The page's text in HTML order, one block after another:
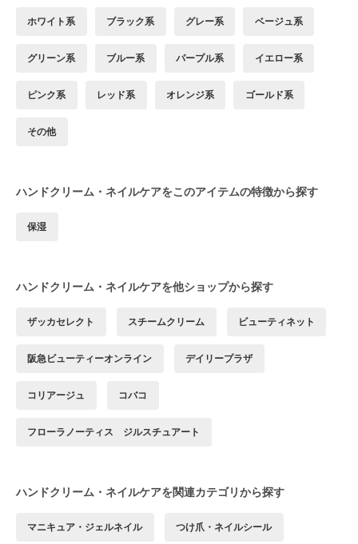
ホワイト系 ブラック系 グレー系 ベージュ系
グリーン系 ブルー系 パープル系 イエロー系
ピンク系 レッド系 オレンジ系 ゴールド系
その他
ハンドクリーム・ネイルケアをこのアイテムの特徴から探す
保湿
ハンドクリーム・ネイルケアを他ショップから探す
ザッカセレクト スチームクリーム ビューティネット
阪急ビューティーオンライン デイリープラザ
コリアージュ コバコ
フローラノーティス ジルスチュアート
ハンドクリーム・ネイルケアを関連カテゴリから探す
マニキュア・ジェルネイル つけ爪・ネイルシール